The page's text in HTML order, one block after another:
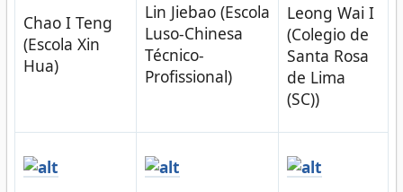
Chao I Teng
(Escola Xin
Hua)
Lin Jiebao (Escola
Luso-Chinesa
Técnico-
Profissional)
Leong Wai I
(Colegio de
Santa Rosa
de Lima
(SC))